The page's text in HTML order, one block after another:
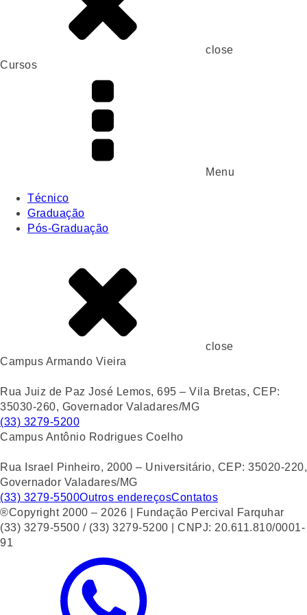
close
Cursos
Menu
Técnico
Graduação
Pós-Graduação
close
Campus Armando Vieira
Rua Juiz de Paz José Lemos, 695 – Vila Bretas, CEP:
35030-260, Governador Valadares/MG
(33) 3279-5200
Campus Antônio Rodrigues Coelho
Rua Israel Pinheiro, 2000 – Universitário, CEP: 35020-220,
Governador Valadares/MG
(33) 3279-5500Outros endereçosContatos
®Copyright 2000 – 2026 | Fundação Percival Farquhar
(33) 3279-5500 / (33) 3279-5200 | CNPJ: 20.611.810/0001-
91